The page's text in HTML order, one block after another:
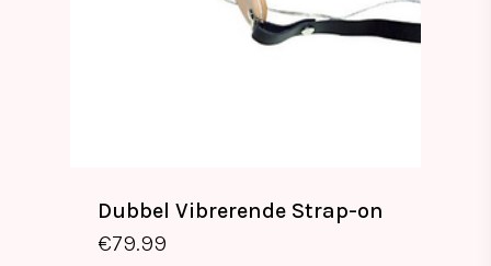
Dubbel Vibrerende Strap-on
€79.99
€79.99